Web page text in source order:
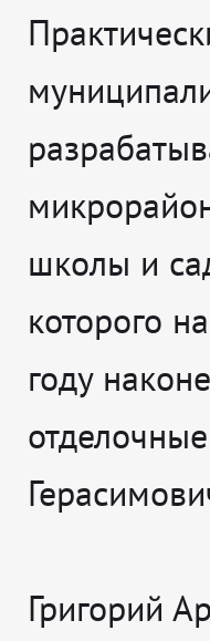
школы и
которого
году
Григорий